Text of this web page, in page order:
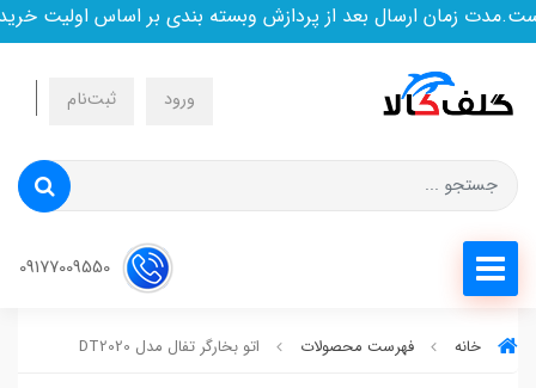
زمان ارسال بعد از پردازش وبسته بندی بر اساس اولیت خرید
ورود ثبت‌نام
خانه فهرست محصولات اتو بخارگر تفال مدل DT2020